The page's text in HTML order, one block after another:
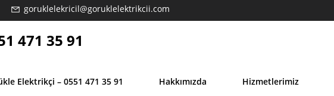
goruklelekricil@goruklelektrikcii.com
471 35 91
Elektrikçi – 0551 471 35 91 Hakkımızda Hizmetlerimiz